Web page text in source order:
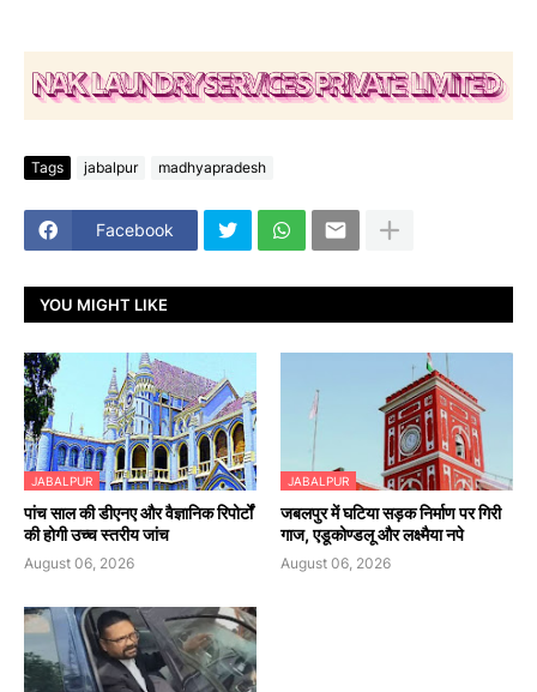
Tags jabalpur madhyapradesh
Facebook
YOU MIGHT LIKE
JABALPUR
पांच साल की डीएनए और वैज्ञानिक रिपोर्टों
की होगी उच्च स्तरीय जांच
August 06, 2026
JABALPUR
जबलपुर में घटिया सड़क निर्माण पर गिरी
गाज, एडूकोण्डलू और लक्ष्मैया नपे
August 06, 2026